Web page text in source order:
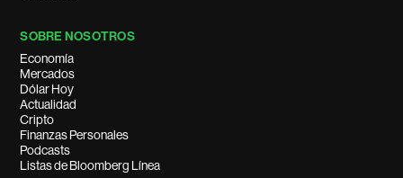
SOBRE NOSOTROS
Economía
Mercados
Dólar Hoy
Actualidad
Cripto
Finanzas Personales
Podcasts
Listas de Bloomberg Línea